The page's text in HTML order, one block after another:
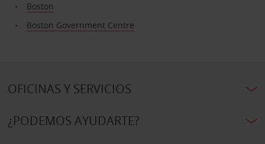
Boston
Boston Government Centre
OFICINAS Y SERVICIOS
¿PODEMOS AYUDARTE?